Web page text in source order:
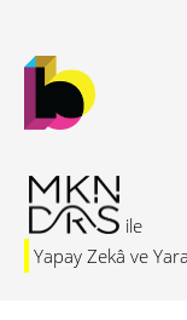
Yapay Zekâ ve